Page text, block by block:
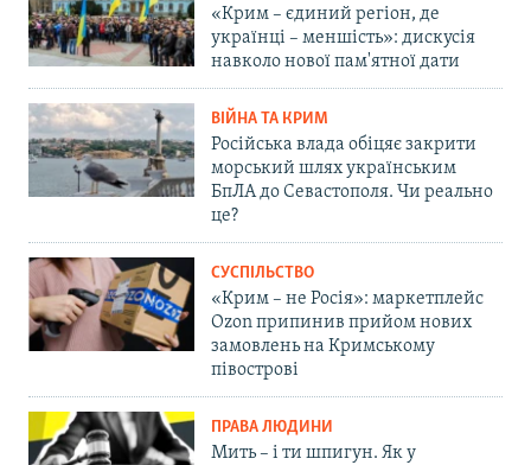
«Крим – єдиний регіон, де
українці – меншість»: дискусія
навколо нової пам'ятної дати
ВІЙНА ТА КРИМ
Російська влада обіцяє закрити
морський шлях українським
БпЛА до Севастополя. Чи реально
це?
СУСПІЛЬСТВО
«Крим – не Росія»: маркетплейс
Ozon припинив прийом нових
замовлень на Кримському
півострові
ПРАВА ЛЮДИНИ
Мить – і ти шпигун. Як у